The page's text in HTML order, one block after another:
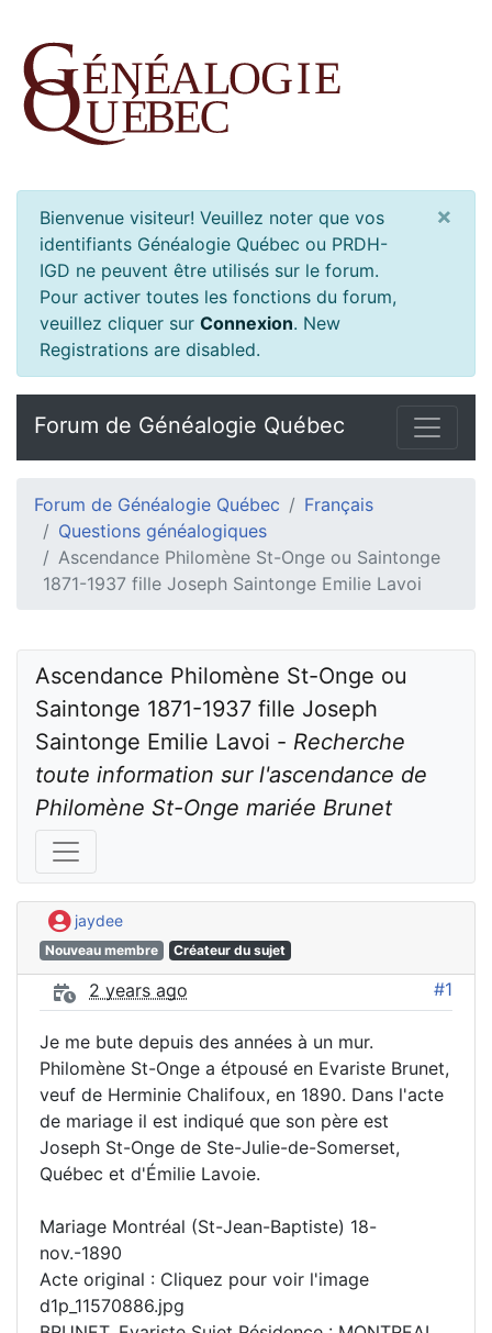
Bienvenue visiteur! Veuillez noter que vos
identifiants Généalogie Québec ou PRDH-
IGD ne peuvent être utilisés sur le forum.
Pour activer toutes les fonctions du forum,
veuillez cliquer sur Connexion. New
Registrations are disabled.
×
Forum de Généalogie Québec
Forum de Généalogie Québec
Français
Questions généalogiques
Ascendance Philomène St-Onge ou Saintonge
1871-1937 fille Joseph Saintonge Emilie Lavoi
Ascendance Philomène St-Onge ou
Saintonge 1871-1937 fille Joseph
Saintonge Emilie Lavoi - Recherche
toute information sur l'ascendance de
Philomène St-Onge mariée Brunet
jaydee
Nouveau membre Créateur du sujet
2 years ago #1
Je me bute depuis des années à un mur.
Philomène St-Onge a étpousé en Evariste Brunet,
veuf de Herminie Chalifoux, en 1890. Dans l'acte
de mariage il est indiqué que son père est
Joseph St-Onge de Ste-Julie-de-Somerset,
Québec et d'Émilie Lavoie.
Mariage Montréal (St-Jean-Baptiste) 18-
nov.-1890
Acte original : Cliquez pour voir l'image
d1p_11570886.jpg